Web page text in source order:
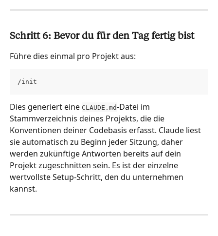
Schritt 6: Bevor du für den Tag fertig bist
Führe dies einmal pro Projekt aus:
/init
Dies generiert eine CLAUDE.md-Datei im
Stammverzeichnis deines Projekts, die die
Konventionen deiner Codebasis erfasst. Claude liest
sie automatisch zu Beginn jeder Sitzung, daher
werden zukünftige Antworten bereits auf dein
Projekt zugeschnitten sein. Es ist der einzelne
wertvollste Setup-Schritt, den du unternehmen
kannst.